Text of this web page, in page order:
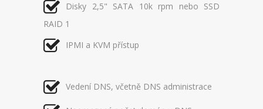
Disky 2,5" SATA 10k rpm nebo SSD
RAID 1
IPMI a KVM přístup
Vedení DNS, včetně DNS administrace